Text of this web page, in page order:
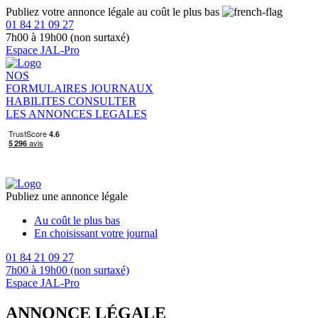
Publiez votre annonce légale au coût le plus bas
01 84 21 09 27
7h00 à 19h00 (non surtaxé)
Espace JAL-Pro
NOS
FORMULAIRES JOURNAUX
HABILITES CONSULTER
LES ANNONCES LEGALES
Publiez une annonce légale
Au coût le plus bas
En choisissant votre journal
01 84 21 09 27
7h00 à 19h00 (non surtaxé)
Espace JAL-Pro
ANNONCE LÉGALE